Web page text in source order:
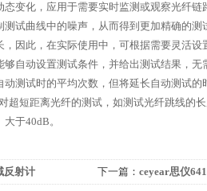
变化，应用于需要实时监测或观察光纤链
试曲线中的噪声，从而得到更加精确的
因此，在实际使用中，可根据需要灵活设
够自动设置测试条件，并给出测试结果，
测试时的平均次数，但将延长自动测试的
超短距离光纤的测试，如测试光纤跳线的
大于40dB。
反射计 下一篇： ceyear思仪